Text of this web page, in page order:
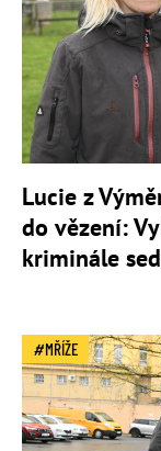
Lucie z
do vězení:
kriminále
MŘÍŽE